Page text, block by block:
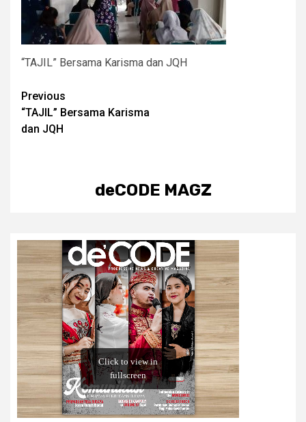
“TAJIL” Bersama Karisma dan JQH
Post
navigation
Previous
“TAJIL” Bersama Karisma
dan JQH
deCODE MAGZ